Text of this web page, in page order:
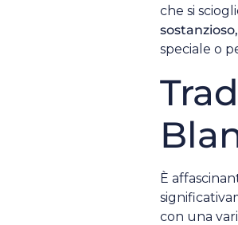
che si
speciale o
È
con una